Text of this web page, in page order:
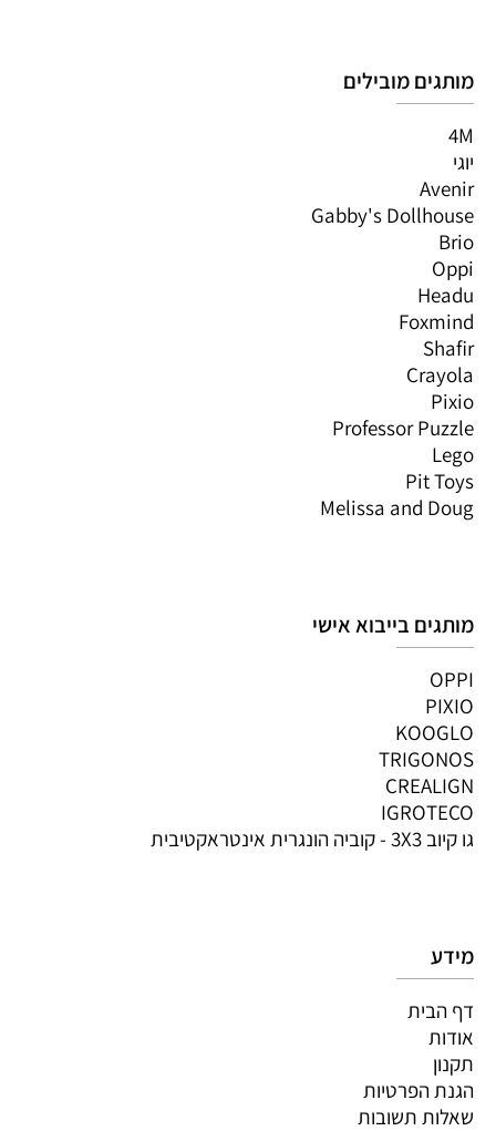
מותגים מובילים
4M
יוגי
Avenir
Gabby's Dollhouse
Brio
Oppi
Headu
Foxmind
Shafir
Crayola
Pixio
Professor Puzzle
Lego
Pit Toys
Melissa and Doug
מותגים בייבוא אישי
OPPI
PIXIO
KOOGLO
TRIGONOS
CREALIGN
IGROTECO
גו קיוב 3X3 - קוביה הונגרית אינטראקטיבית
מידע
דף הבית
אודות
תקנון
הגנת הפרטיות
שאלות תשובות